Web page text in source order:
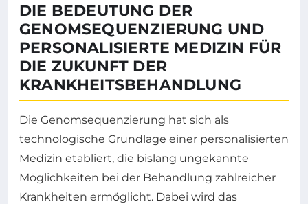
DIE BEDEUTUNG DER
GENOMSEQUENZIERUNG UND
PERSONALISIERTE MEDIZIN FÜR
DIE ZUKUNFT DER
KRANKHEITSBEHANDLUNG
Die Genomsequenzierung hat sich als
technologische Grundlage einer personalisierten
Medizin etabliert, die bislang ungekannte
Möglichkeiten bei der Behandlung zahlreicher
Krankheiten ermöglicht. Dabei wird das